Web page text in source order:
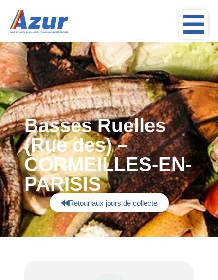
Retour aux jours de collecte
Basses Ruelles
(Rue des) –
CORMEILLES-EN-
PARISIS